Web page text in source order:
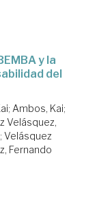
y la
del
; Ambos, Kai;
Velásquez,
; Velásquez
Fernando